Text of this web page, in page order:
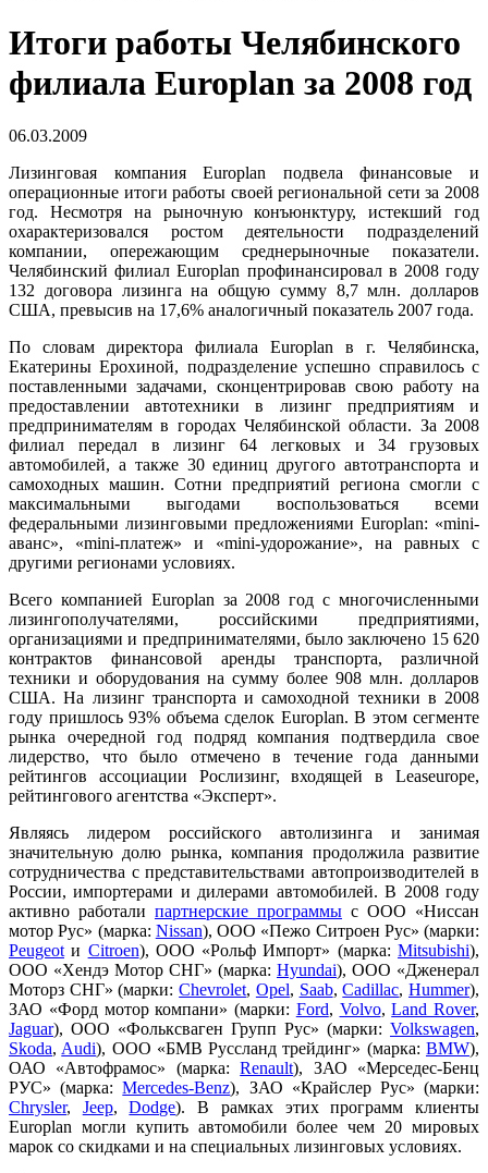
Итоги работы Челябинского
филиала Europlan за 2008 год
06.03.2009
Лизинговая компания Europlan подвела финансовые и
операционные итоги работы своей региональной сети за 2008
год. Несмотря на рыночную конъюнктуру, истекший год
охарактеризовался ростом деятельности подразделений
компании, опережающим среднерыночные показатели.
Челябинский филиал Europlan профинансировал в 2008 году
132 договора лизинга на общую сумму 8,7 млн. долларов
США, превысив на 17,6% аналогичный показатель 2007 года.
По словам директора филиала Europlan в г. Челябинска,
Екатерины Ерохиной, подразделение успешно справилось с
поставленными задачами, сконцентрировав свою работу на
предоставлении автотехники в лизинг предприятиям и
предпринимателям в городах Челябинской области. За 2008
филиал передал в лизинг 64 легковых и 34 грузовых
автомобилей, а также 30 единиц другого автотранспорта и
самоходных машин. Сотни предприятий региона смогли с
максимальными выгодами воспользоваться всеми
федеральными лизинговыми предложениями Europlan: «mini-
аванс», «mini-платеж» и «mini-удорожание», на равных с
другими регионами условиях.
Всего компанией Europlan за 2008 год с многочисленными
лизингополучателями, российскими предприятиями,
организациями и предпринимателями, было заключено 15 620
контрактов финансовой аренды транспорта, различной
техники и оборудования на сумму более 908 млн. долларов
США. На лизинг транспорта и самоходной техники в 2008
году пришлось 93% объема сделок Europlan. В этом сегменте
рынка очередной год подряд компания подтвердила свое
лидерство, что было отмечено в течение года данными
рейтингов ассоциации Рослизинг, входящей в Leaseurope,
рейтингового агентства «Эксперт».
Являясь лидером российского автолизинга и занимая
значительную долю рынка, компания продолжила развитие
сотрудничества с представительствами автопроизводителей в
России, импортерами и дилерами автомобилей. В 2008 году
активно работали партнерские программы с ООО «Ниссан
мотор Рус» (марка: Nissan), ООО «Пежо Ситроен Рус» (марки:
Peugeot и Citroen), ООО «Рольф Импорт» (марка:Mitsubishi),
ООО «Хендэ Мотор СНГ» (марка: Hyundai), ООО «Дженерал
Моторз СНГ» (марки:Chevrolet, Opel, Saab,Cadillac,Hummer),
ЗАО «Форд мотор компани» (марки: Ford, Volvo,Land Rover,
Jaguar), ООО «Фольксваген Групп Рус» (марки: Volkswagen,
Skoda, Audi), ООО «БМВ Русcланд трейдинг» (марка:BMW),
ОАО «Автофрамос» (марка:Renault), ЗАО «Мерседес-Бенц
РУС» (марка:Mercedes-Benz), ЗАО «Крайслер Рус» (марки:
Chrysler, Jeep,Dodge).В рамках этих программ клиенты
Europlan могли купить автомобили более чем 20 мировых
марок со скидками и на специальных лизинговых условиях.